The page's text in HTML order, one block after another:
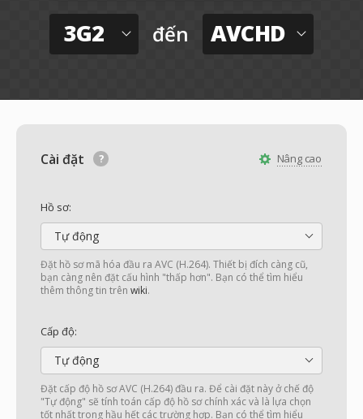
3G2 đến AVCHD
Nâng cao
Cài đặt
Hồ sơ:
Tự động
Đặt hồ sơ mã hóa đầu ra AVC (H.264). Thiết bị đích càng cũ,
bạn càng nên đặt cấu hình "thấp hơn". Bạn có thể tìm hiểu
thêm thông tin trên wiki.
Cấp độ:
Tự động
Đặt cấp độ hồ sơ AVC (H.264) đầu ra. Để cài đặt này ở chế độ
"Tự động" sẽ tính toán cấp độ hồ sơ chính xác và là lựa chọn
tốt nhất trong hầu hết các trường hợp. Bạn có thể tìm hiểu